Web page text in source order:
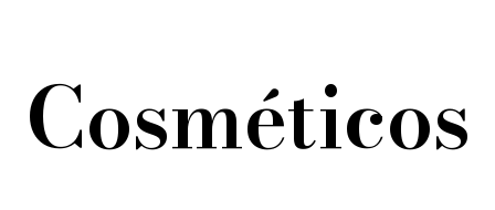
Cosméticos